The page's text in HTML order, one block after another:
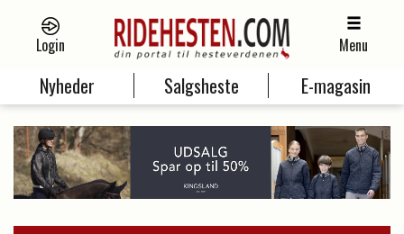
Login Menu
Nyheder Salgsheste E-magasin